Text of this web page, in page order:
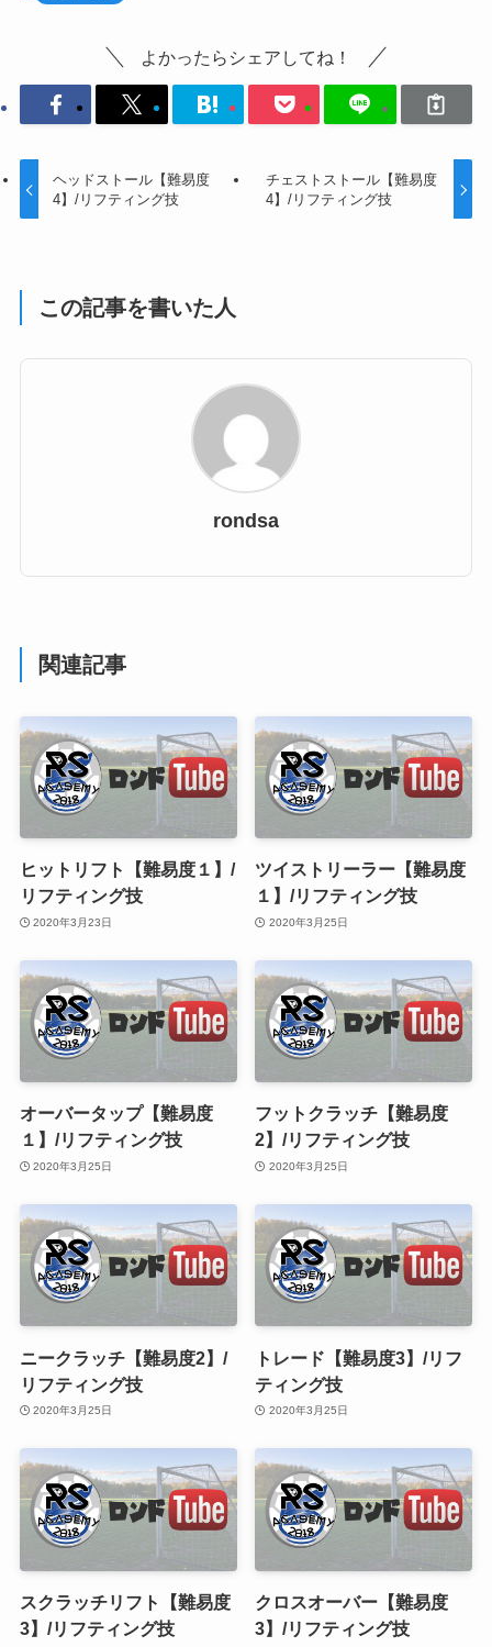
よかったらシェアしてね！
ヘッドストール【難易度
4】/リフティング技
チェストストール【難易度
4】/リフティング技
この記事を書いた人
rondsa
関連記事
ヒットリフト【難易度１】/
リフティング技
2020年3月23日
ツイストリーラー【難易度
１】/リフティング技
2020年3月25日
オーバータップ【難易度
１】/リフティング技
2020年3月25日
フットクラッチ【難易度
2】/リフティング技
2020年3月25日
ニークラッチ【難易度2】/
リフティング技
2020年3月25日
トレード【難易度3】/リフ
ティング技
2020年3月25日
スクラッチリフト【難易度
3】/リフティング技
クロスオーバー【難易度
3】/リフティング技